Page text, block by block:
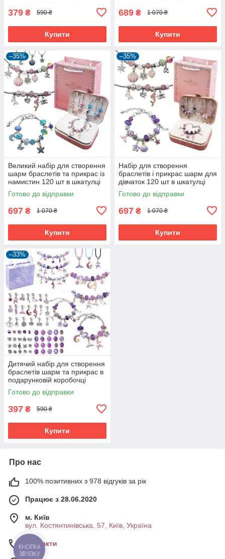
379 ₴ 590 ₴
Купити
689 ₴ 1 070 ₴
Купити
–35%
Великий набір для створення
шарм браслетів та прикрас із
намистин 120 шт в шкатулці
Рожевий/Блакитний (60330)
Готово до відправки
697 ₴ 1 070 ₴
Купити
–35%
Набір для створення
браслетів і прикрас шарм для
дівчаток 120 шт в шкатулці
Рожевий/Фіолетовий (60502)
Готово до відправки
697 ₴ 1 070 ₴
Купити
–33%
Дитячий набір для створення
браслетів шарм та прикрас в
подарунковій коробочці
Фіолетовий (60136)
Готово до відправки
397 ₴ 590 ₴
Купити
Про нас
100% позитивних з 978 відгуків за рік
Працює з 28.06.2020
м. Київ
вул. Костянтинівська, 57, Київ, Україна
Контакти
КНОПКА
ЗВ'ЯЗКУ